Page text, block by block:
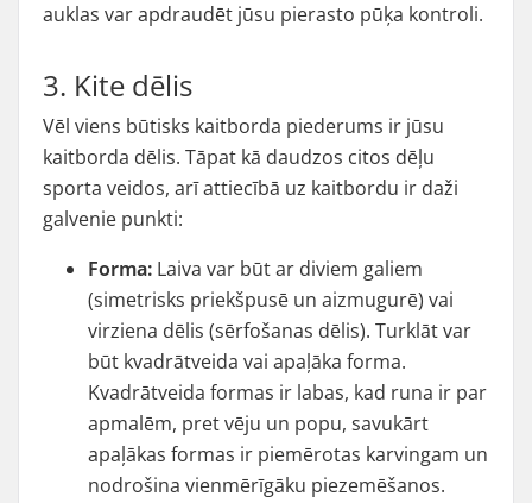
auklas var apdraudēt jūsu pierasto pūķa kontroli.
3. Kite dēlis
Vēl viens būtisks kaitborda piederums ir jūsu
kaitborda dēlis. Tāpat kā daudzos citos dēļu
sporta veidos, arī attiecībā uz kaitbordu ir daži
galvenie punkti:
Forma: Laiva var būt ar diviem galiem
(simetrisks priekšpusē un aizmugurē) vai
virziena dēlis (sērfošanas dēlis). Turklāt var
būt kvadrātveida vai apaļāka forma.
Kvadrātveida formas ir labas, kad runa ir par
apmalēm, pret vēju un popu, savukārt
apaļākas formas ir piemērotas karvingam un
nodrošina vienmērīgāku piezemēšanos.